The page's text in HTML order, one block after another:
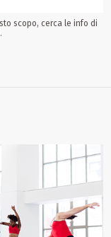
scopo, cerca le info di